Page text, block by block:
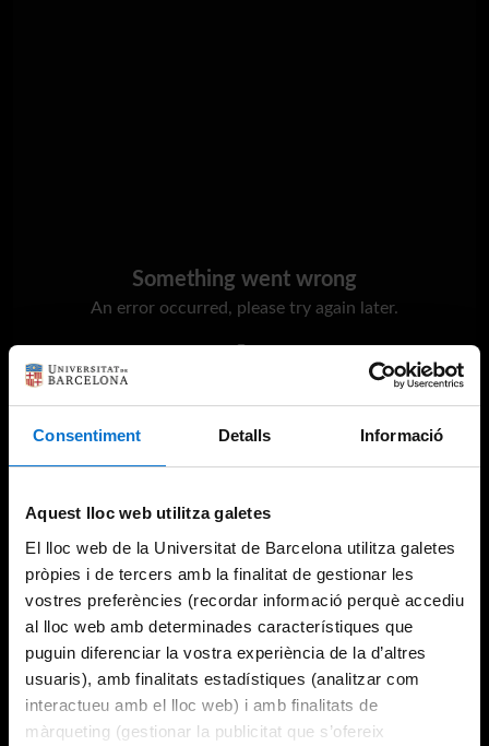
Consentiment Detalls Informació
Aquest lloc web utilitza galetes
El lloc web de la Universitat de Barcelona utilitza galetes
pròpies i de tercers amb la finalitat de gestionar les
vostres preferències (recordar informació perquè accediu
al lloc web amb determinades característiques que
puguin diferenciar la vostra experiència de la d’altres
usuaris), amb finalitats estadístiques (analitzar com
interactueu amb el lloc web) i amb finalitats de
màrqueting (gestionar la publicitat que s’ofereix
Something went wrong
An error occurred, please try again later.
Try again